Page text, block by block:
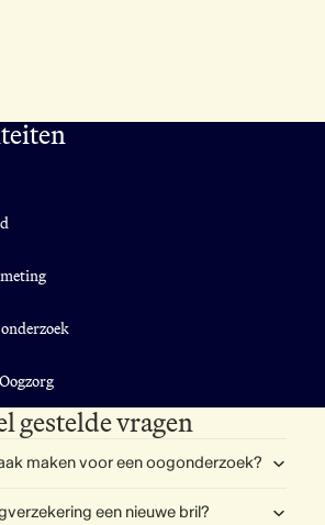
gestelde vragen
maken voor een oogonderzoek?
een nieuwe bril?